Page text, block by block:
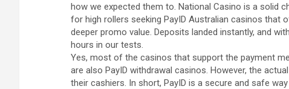
how we expected them to. National Casino is a solid
for high rollers seeking PayID Australian casinos that
deeper promo value. Deposits landed instantly, and
hours in our tests.
Yes, most of the casinos that support the payment
are also PayID withdrawal casinos. However, the
their cashiers. In short, PayID is a secure and safe